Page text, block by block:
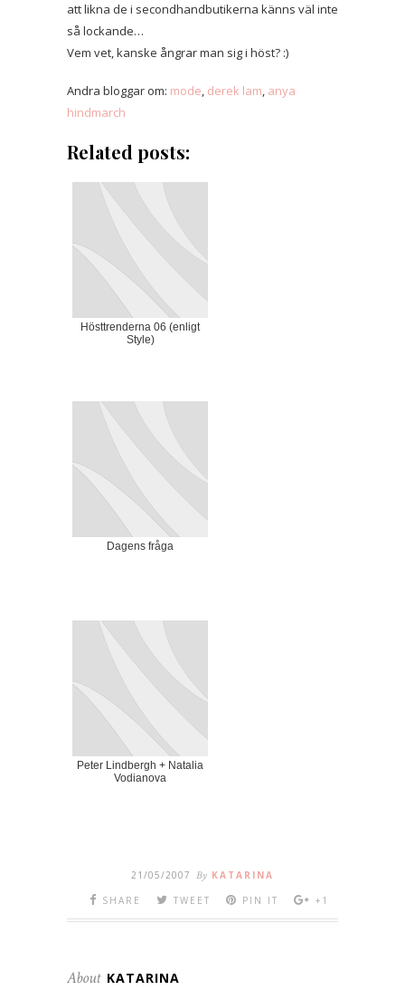
att likna de i secondhandbutikerna känns väl inte
så lockande…
Vem vet, kanske ångrar man sig i höst? :)
Andra bloggar om: mode, derek lam, anya
hindmarch
Related posts:
Hösttrenderna 06 (enligt
Style)
Dagens fråga
Peter Lindbergh + Natalia
Vodianova
21/05/2007 By KATARINA
SHARE
TWEET PIN IT +1
About KATARINA